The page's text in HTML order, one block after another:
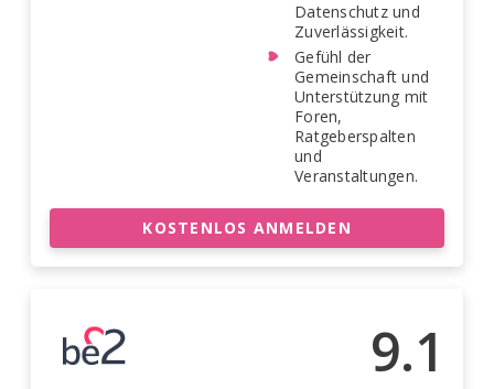
Datenschutz und
Zuverlässigkeit.
Gefühl der
Gemeinschaft und
Unterstützung mit
Foren,
Ratgeberspalten
und
Veranstaltungen.
KOSTENLOS ANMELDEN
9.1